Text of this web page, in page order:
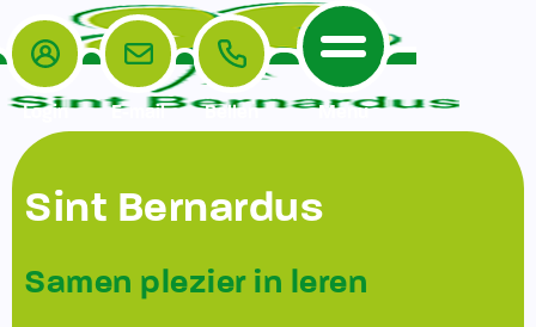
Home
De School
Veiligheidsplan
Het Team
Ouders
TussenSchoolse Opvang (TSO)
Login E-mail Bellen Menu
Sint Bernardus
Samen plezier in leren